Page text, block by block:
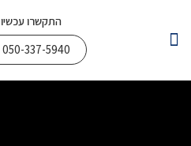
התקשרו עכשיו
050-337-5940